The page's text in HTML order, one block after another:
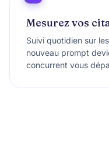
Mesurez vos
Suivi quotidien sur
nouveau prompt
concurrent vous